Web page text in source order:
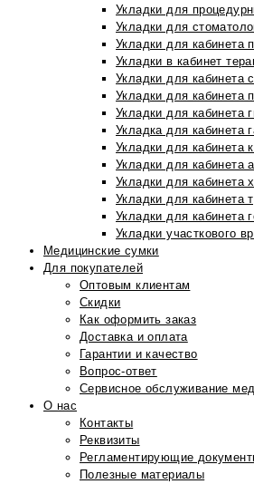
Укладки для
Укладки для
Укладки для кабинета
Укладки в кабинет
Укладки для кабинета
Укладки для кабинета
Укладки для кабинета
Укладка для кабинета
Укладки для кабинета
Укладки для кабинета
Укладки для кабинета
Укладки для кабинета
Укладки для кабинета
Укладки участкового
Медицинские сумки
Для покупателей
Оптовым клиентам
Скидки
Как оформить заказ
Доставка и оплата
Гарантии и качество
Вопрос-ответ
Сервисное обслуживание
О нас
Контакты
Реквизиты
Регламентирующие
Полезные материалы